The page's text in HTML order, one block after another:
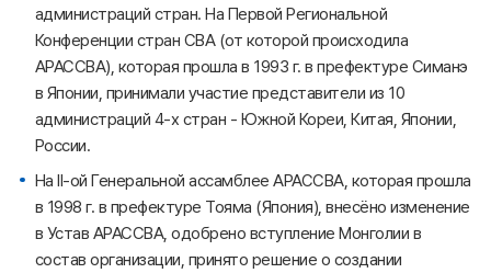
администраций стран. На Первой Региональной
Конференции стран СВА (от которой происходила
АРАССВА), которая прошла в 1993 г. в префектуре Симанэ
в Японии, принимали участие представители из 10
администраций 4-х стран - Южной Кореи, Китая, Японии,
России.
На II-ой Генеральной ассамблее АРАССВА, которая прошла
в 1998 г. в префектуре Тояма (Япония), внесёно изменение
в Устав АРАССВА, одобрено вступление Монголии в
состав организации, принято решение о создании